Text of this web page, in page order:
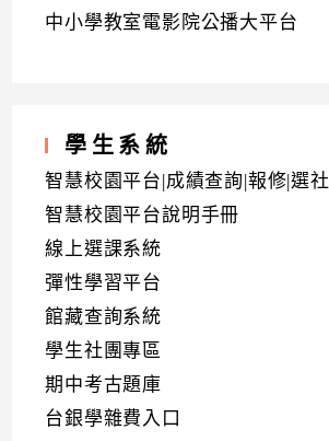
中小學教室電影院公播大平台
學生系統
智慧校園平台|成績查詢|報修|選社
智慧校園平台說明手冊
線上選課系統
彈性學習平台
館藏查詢系統
學生社團專區
期中考古題庫
台銀學雜費入口